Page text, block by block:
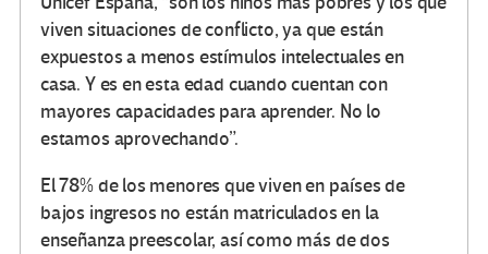
viven situaciones de conflicto, ya que están
expuestos a menos estímulos intelectuales en
casa. Y es en esta edad cuando cuentan con
mayores capacidades para aprender. No lo
estamos aprovechando”.
El 78% de los menores que viven en países de
bajos ingresos no están matriculados en la
enseñanza preescolar, así como más de dos